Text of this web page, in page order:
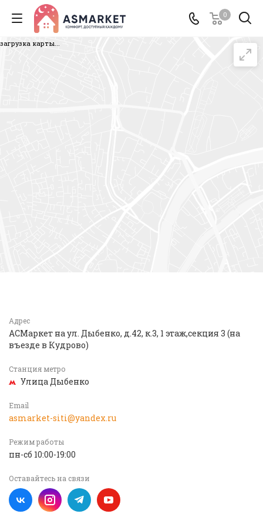
0
загрузка карты...
Адрес
АСМаркет на ул. Дыбенко, д.42, к.3, 1 этаж,секция 3 (на
въезде в Кудрово)
Станция метро
Улица Дыбенко
Email
asmarket-siti@yandex.ru
Режим работы
пн-сб 10:00-19:00
Оставайтесь на связи